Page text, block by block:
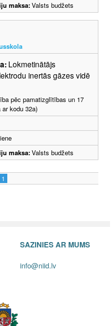
maksa:Valsts budžets
Lokmetinātājs
inertās gāzes vidē
pēc pamatizglītības un 17
kodu 32a)
maksa:Valsts budžets
1
SAZINIES AR MUMS
info@niid.lv